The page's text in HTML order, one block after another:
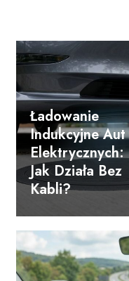
Ładowanie
Indukcyjne Aut
Elektrycznych:
Jak Działa Bez
Kabli?